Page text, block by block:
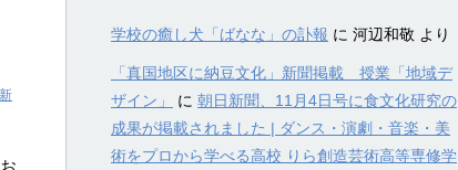
学校の癒し犬「ばなな」の訃報 に 河辺和敬 より
「真国地区に納豆文化」新聞掲載 授業「地域デ
ザイン」
に 朝日新聞、11月4日号に食文化研究の
成果が掲載されました | ダンス・演劇・音楽・美
術をプロから学べる高校 りら創造芸術高等専修学